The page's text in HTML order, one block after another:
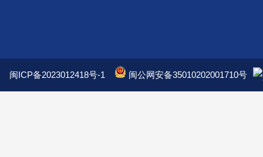
闽ICP备2023012418号-1 闽公网安备35010202001710号